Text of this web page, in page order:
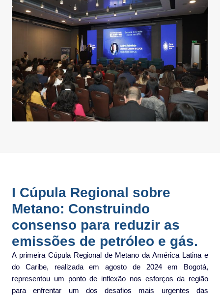
I Cúpula Regional sobre
Metano: Construindo
consenso para reduzir as
emissões de petróleo e gás.
A primeira Cúpula Regional de Metano da América Latina e
do Caribe, realizada em agosto de 2024 em Bogotá,
representou um ponto de inflexão nos esforços da região
para enfrentar um dos desafios mais urgentes das